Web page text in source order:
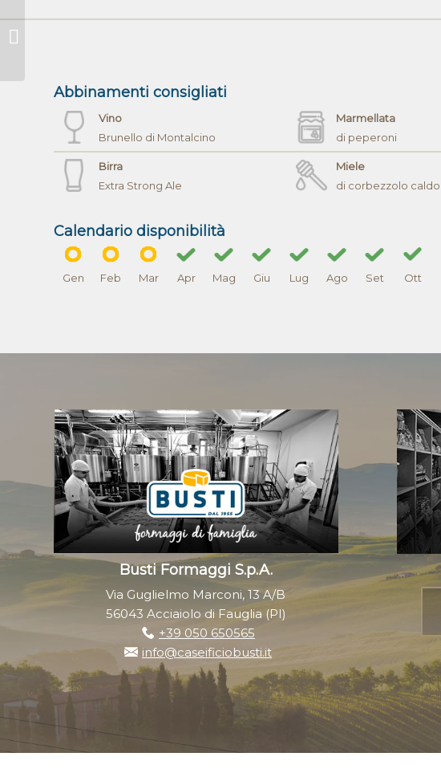
Abbinamenti consigliati
Vino
Brunello di Montalcino
Marmellata
di peperoni
Birra
Extra Strong Ale
Miele
di corbezzolo caldo
Calendario disponibilità
Gen Feb Mar Apr Mag Giu Lug Ago Set Ott
Busti Formaggi S.p.A.
Via Guglielmo Marconi, 13 A/B
56043 Acciaiolo di Fauglia (PI)
+39 050 650565
info@caseificiobusti.it
PECORINO BIO CON